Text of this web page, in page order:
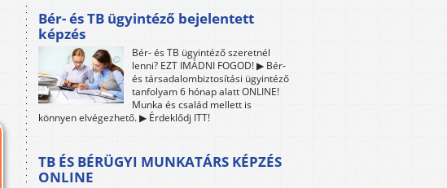
Bér- és TB ügyintéző bejelentett
képzés
Bér- és TB ügyintéző szeretnél
lenni? EZT IMÁDNI FOGOD! ▶ Bér-
és társadalombiztosítási ügyintéző
tanfolyam 6 hónap alatt ONLINE!
Munka és család mellett is
könnyen elvégezhető. ▶ Érdeklődj ITT!
TB ÉS BÉRÜGYI MUNKATÁRS KÉPZÉS
ONLINE